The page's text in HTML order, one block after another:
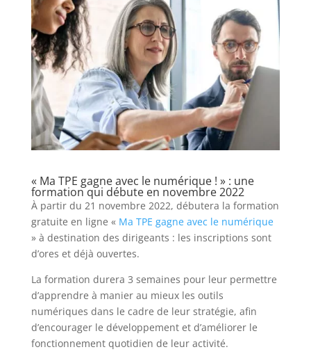
« Ma TPE gagne avec le numérique ! » : une
formation qui débute en novembre 2022
À partir du 21 novembre 2022, débutera la formation
gratuite en ligne « Ma TPE gagne avec le numérique
» à destination des dirigeants : les inscriptions sont
d’ores et déjà ouvertes.
La formation durera 3 semaines pour leur permettre
d’apprendre à manier au mieux les outils
numériques dans le cadre de leur stratégie, afin
d’encourager le développement et d’améliorer le
fonctionnement quotidien de leur activité.